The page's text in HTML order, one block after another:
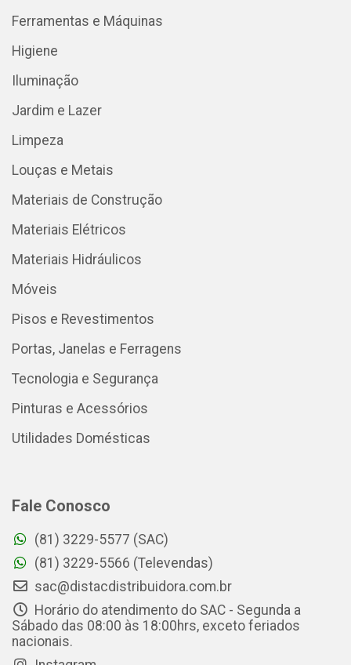
Ferramentas e Máquinas
Higiene
Iluminação
Jardim e Lazer
Limpeza
Louças e Metais
Materiais de Construção
Materiais Elétricos
Materiais Hidráulicos
Móveis
Pisos e Revestimentos
Portas, Janelas e Ferragens
Tecnologia e Segurança
Pinturas e Acessórios
Utilidades Domésticas
Fale Conosco
(81) 3229-5577 (SAC)
(81) 3229-5566 (Televendas)
sac@distacdistribuidora.com.br
Horário do atendimento do SAC - Segunda a
Sábado das 08:00 às 18:00hrs, exceto feriados
nacionais.